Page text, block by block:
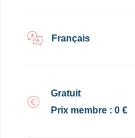
Français
Gratuit
Prix membre : 0 €